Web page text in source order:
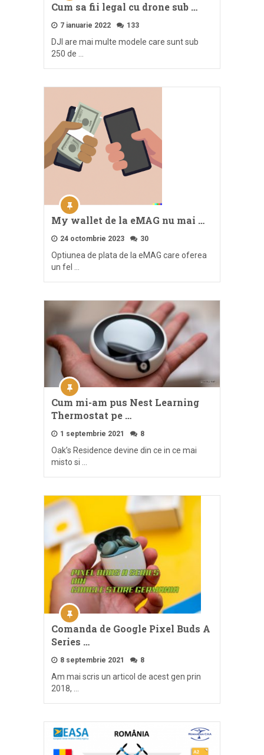
Cum sa fii legal cu drone sub …
7 ianuarie 2022 133
DJI are mai multe modele care sunt sub
250 de …
My wallet de la eMAG nu mai …
24 octombrie 2023 30
Optiunea de plata de la eMAG care oferea
un fel …
Cum mi-am pus Nest Learning
Thermostat pe …
1 septembrie 2021 8
Oak’s Residence devine din ce in ce mai
misto si …
Comanda de Google Pixel Buds A
Series …
8 septembrie 2021 8
Am mai scris un articol de acest gen prin
2018, …